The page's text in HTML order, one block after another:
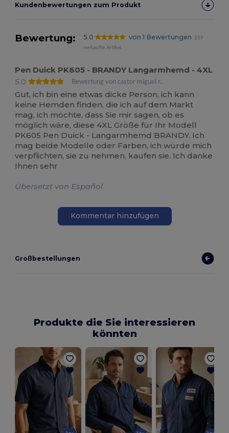
Kundenbewertungen zum Produkt
Bewertung: 5.0 von 1 Bewertungen
259
verkaufte Artikel
Pen Duick PK605 - BRANDY Langarmhemd - 4XL
5.0
Bewertung von castor miguel r.
Gut, ich bin eine etwas dicke Person, ich kann
keine Hemden finden, die ich auf dem Markt
mag, ich möchte, dass Sie mir sagen, ob es
möglich wäre, diese 4XL Größe für Ihr Modell
PK605 Pen Duick - Langarmhemd BRANDY. Ich
mag beide Modelle oder Farben, ich würde mich
verpflichten, sie zu nehmen, kaufen sie. Ich danke
Ihnen sehr
Übersetzt von Español
Kommentar hinzufügen
Großbestellungen
Produkte die Sie interessieren
könnten